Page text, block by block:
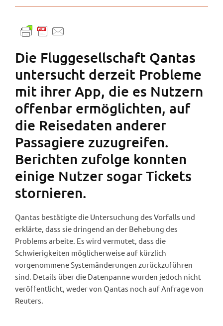
Die Fluggesellschaft Qantas
untersucht derzeit Probleme
mit ihrer App, die es Nutzern
offenbar ermöglichten, auf
die Reisedaten anderer
Passagiere zuzugreifen.
Berichten zufolge konnten
einige Nutzer sogar Tickets
stornieren.
Qantas bestätigte die Untersuchung des Vorfalls und
erklärte, dass sie dringend an der Behebung des
Problems arbeite. Es wird vermutet, dass die
Schwierigkeiten möglicherweise auf kürzlich
vorgenommene Systemänderungen zurückzuführen
sind. Details über die Datenpanne wurden jedoch nicht
veröffentlicht, weder von Qantas noch auf Anfrage von
Reuters.